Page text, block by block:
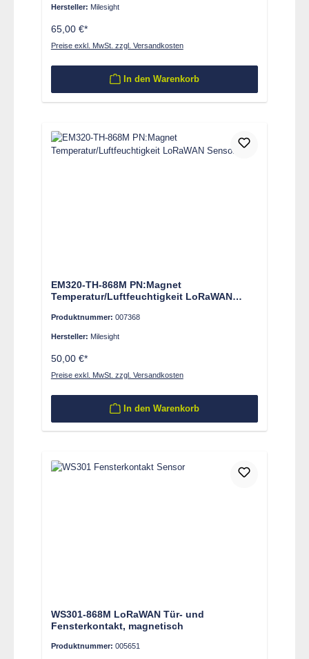
Hersteller: Milesight
65,00 €*
Preise exkl. MwSt. zzgl. Versandkosten
In den Warenkorb
EM320-TH-868M PN:Magnet
Temperatur/Luftfeuchtigkeit LoRaWAN
Produktnummer: 007368
Hersteller: Milesight
50,00 €*
Preise exkl. MwSt. zzgl. Versandkosten
In den Warenkorb
WS301-868M LoRaWAN Tür- und
Fensterkontakt, magnetisch
Produktnummer: 005651